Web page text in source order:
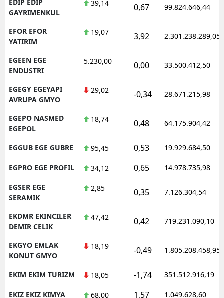
GAYRIMENKUL
39,14 0,67 99.824.646,44
EFOR EFOR
YATIRIM
19,07 3,92 2.301.238.289,05
EGEEN EGE
ENDUSTRI
5.230,00 0,00 33.500.412,50
EGEGY EGEYAPI
AVRUPA GMYO
29,02 -0,34 28.671.215,98
EGEPO NASMED
EGEPOL
18,74 0,48 64.175.904,42
EGGUB EGE GUBRE 95,45 0,53 19.929.684,50
EGPRO EGE PROFIL 34,12 0,65 14.978.735,98
EGSER EGE
SERAMIK
2,85 0,35 7.126.304,54
EKDMR EKINCILER
DEMIR CELIK
47,42 0,42 719.231.090,10
EKGYO EMLAK
KONUT GMYO
18,19 -0,49 1.805.208.458,95
EKIM EKIM TURIZM 18,05 -1,74 351.512.916,19
EKIZ EKIZ KIMYA 68,00 1,57 1.049.628,60